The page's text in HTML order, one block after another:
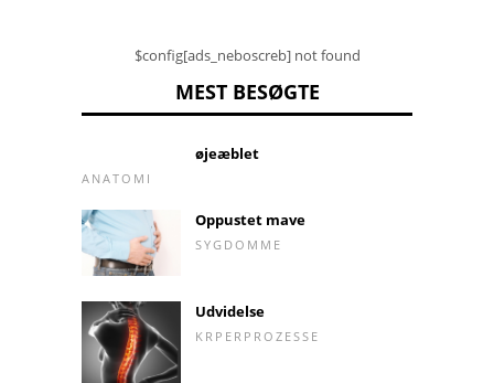
$config[ads_neboscreb] not found
MEST BESØGTE
øjeæblet
ANATOMI
Oppustet mave
SYGDOMME
Udvidelse
KRPERPROZESSE